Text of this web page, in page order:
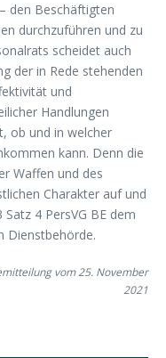
den Beschäftigten
durchzuführen und zu
scheidet auch
der in Rede stehenden
und
Handlungen
ob und in welcher
kann. Denn die
Waffen und des
Charakter auf und
4 PersVG BE dem
Dienstbehörde.
vom 25. November
2021